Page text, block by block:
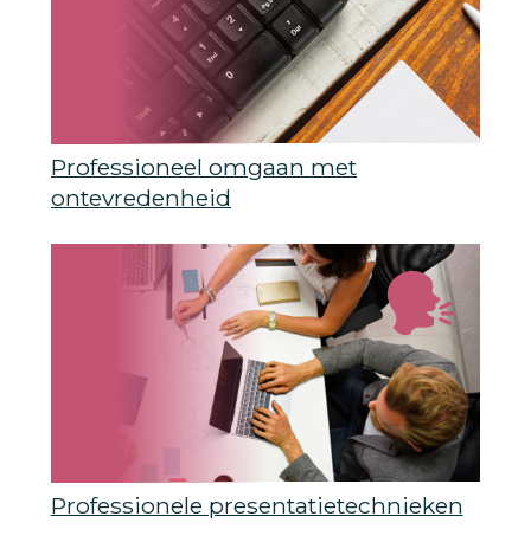
Professioneel omgaan met
ontevredenheid
Professionele presentatietechnieken